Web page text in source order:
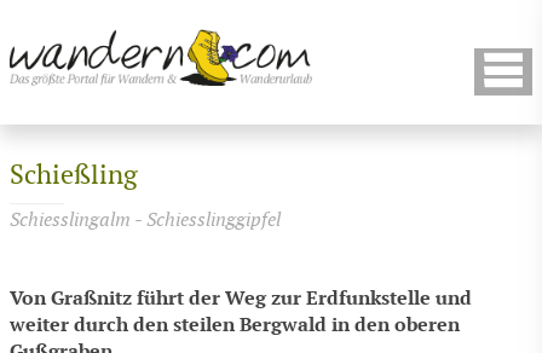
Schießling
Schiesslingalm - Schiesslinggipfel
Von Graßnitz führt der Weg zur Erdfunkstelle und
weiter durch den steilen Bergwald in den oberen